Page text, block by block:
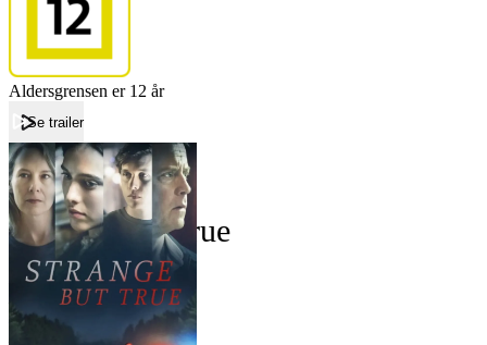
Aldersgrensen er 12 år
Se trailer
Forside Strange But True
Strange But True
Film
Forfatter:
Leverandør:
Norgesfilm AS